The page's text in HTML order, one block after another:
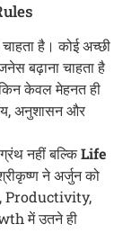
है। कोई अच्छी
बढ़ाना चाहता है
केवल मेहनत ही
अनुशासन और
नहीं बल्किLife
ने अर्जुन को
Productivity,
में उतने ही